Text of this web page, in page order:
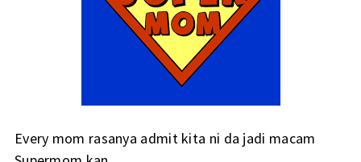
Every mom rasanya admit kita ni da jadi macam